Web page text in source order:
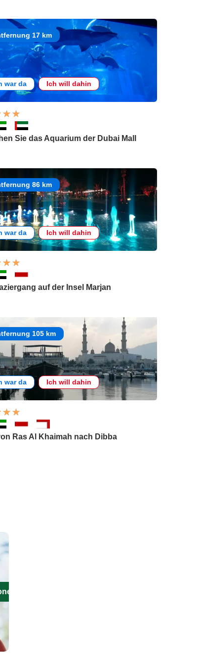
17 km
war da Ich will dahin
Sie das Aquarium der Dubai Mall
86 km
war da Ich will dahin
auf der Insel Marjan
105 km
war da Ich will dahin
Ras Al Khaimah nach Dibba
aus